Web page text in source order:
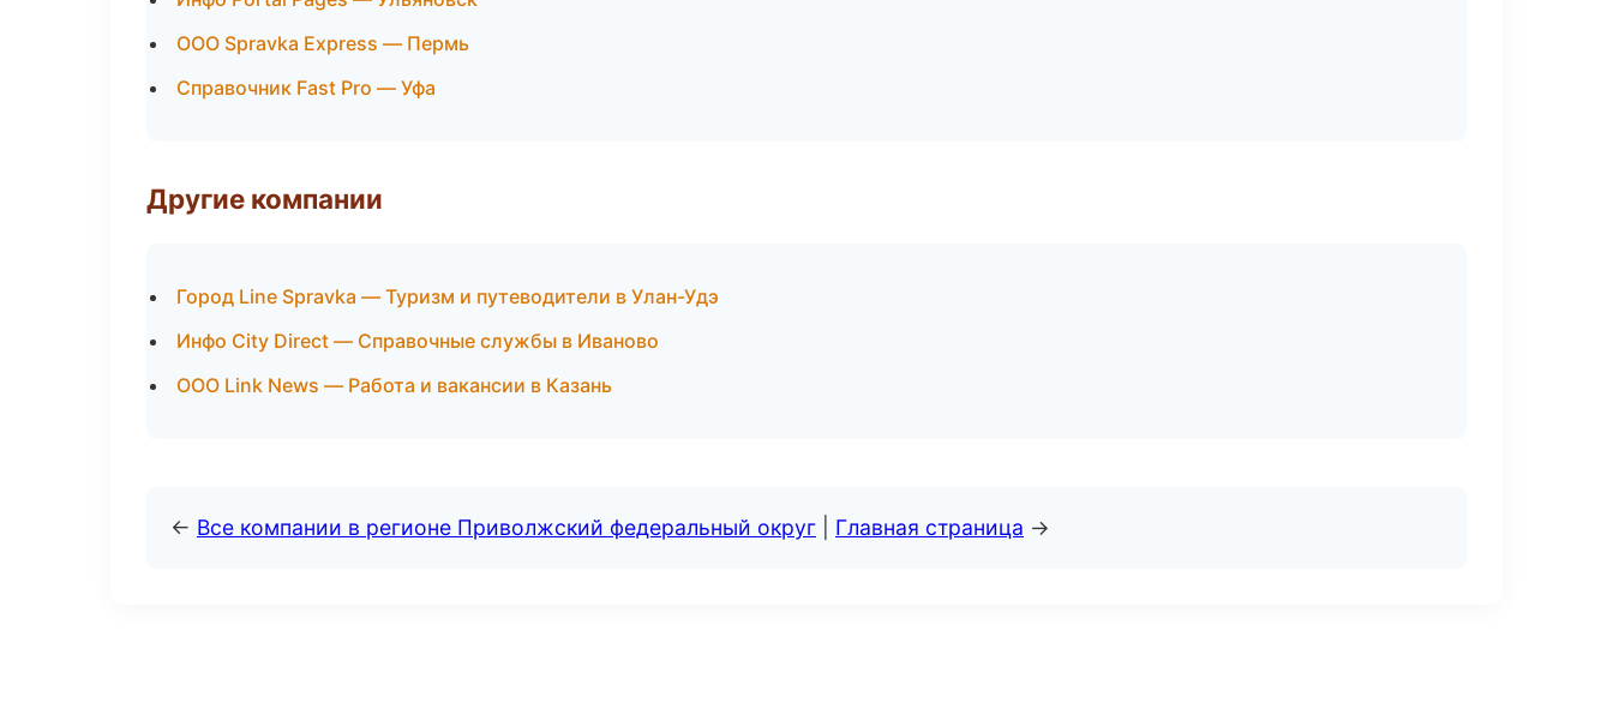
ООО Spravka Express — Пермь
Справочник Fast Pro — Уфа
Другие компании
Город Line Spravka — Туризм и путеводители в Улан-Удэ
Инфо City Direct — Справочные службы в Иваново
ООО Link News — Работа и вакансии в Казань
← Все компании в регионе Приволжский федеральный округ Главная страница →